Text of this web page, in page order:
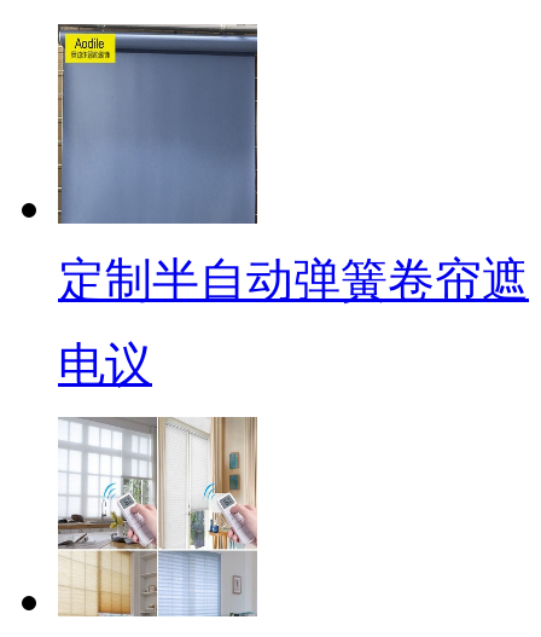
￥180.00/平方米
定制半自动弹簧卷帘遮
电议